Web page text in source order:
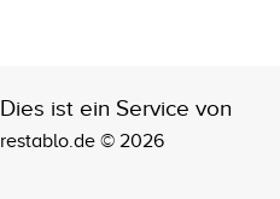
Dies ist ein Service von
restablo.de © 2026